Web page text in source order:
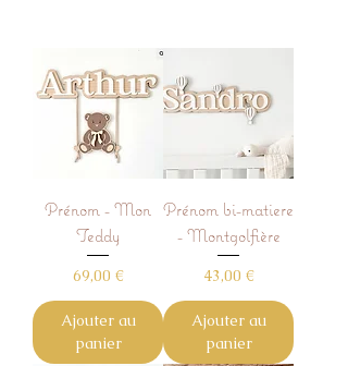
Prénom - Mon
Teddy
Prix
69,00 €
Ajouter au
panier
Prénom bi-matiere
- Montgolfière
Prix
43,00 €
Ajouter au
panier